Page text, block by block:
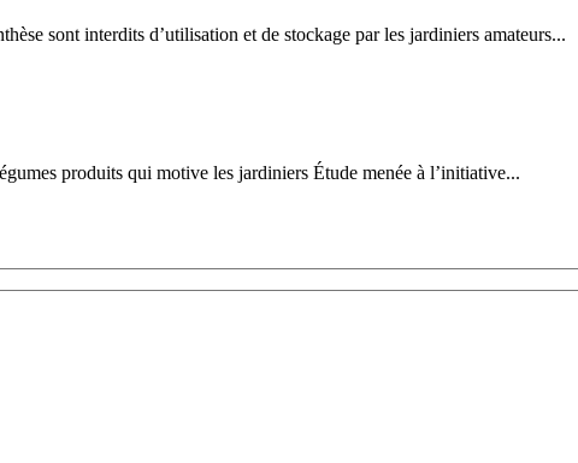
sont interdits d’utilisation et de stockage par les jardiniers amateurs...
produits qui motive les jardiniers Étude menée à l’initiative...